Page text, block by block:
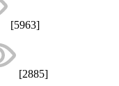
[5963]
[2885]